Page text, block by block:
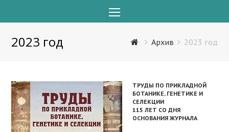
Menu
2023 год Архив 2023 год
ТРУДЫ ПО ПРИКЛАДНОЙ
БОТАНИКЕ, ГЕНЕТИКЕ И
СЕЛЕКЦИИ
115 ЛЕТ СО ДНЯ
ОСНОВАНИЯ ЖУРНАЛА